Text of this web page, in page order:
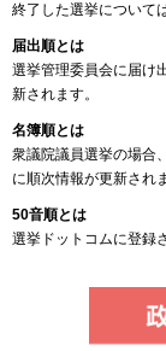
終了した選挙について
届出順とは
選挙管理委員会に届け
新されます。
名簿順とは
衆議院議員選挙の場合
に順次情報が更新され
50音順とは
選挙ドットコムに登録